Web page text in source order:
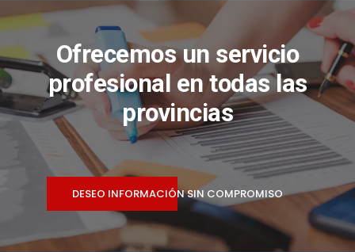
Ofrecemos un servicio
profesional en todas las
provincias
DESEO INFORMACIÓN SIN COMPROMISO